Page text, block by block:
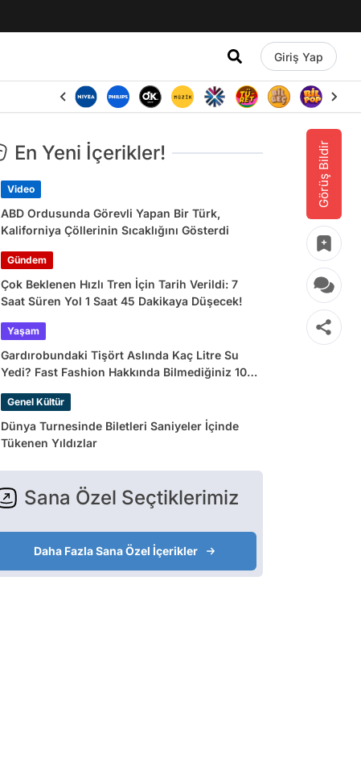
Giriş Yap
Görüş Bildir
En Yeni İçerikler!
Video
ABD Ordusunda Görevli Yapan Bir Türk,
Kaliforniya Çöllerinin Sıcaklığını Gösterdi
Gündem
Çok Beklenen Hızlı Tren İçin Tarih Verildi: 7
Saat Süren Yol 1 Saat 45 Dakikaya Düşecek!
Yaşam
Gardırobundaki Tişört Aslında Kaç Litre Su
Yedi? Fast Fashion Hakkında Bilmediğiniz 10
Genel Kültür
Dünya Turnesinde Biletleri Saniyeler İçinde
Tükenen Yıldızlar
Sana Özel Seçtiklerimiz
Daha Fazla Sana Özel İçerikler